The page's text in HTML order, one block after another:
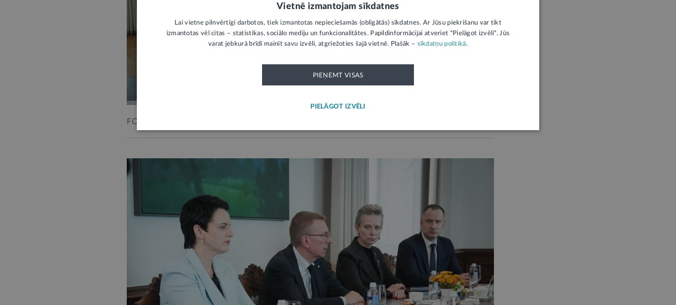
FOTO: Ilmārs Znotiņš, Valsts prezidenta kanceleja.
Vietnē izmantojam sīkdatnes
Lai vietne pilnvērtīgi darbotos, tiek izmantotas nepieciešamās (obligātās) sīkdatnes. Ar Jūsu piekrišanu var tikt
izmantotas vēl citas – statistikas, sociālo mediju un funkcionalitātes. Papildinformācijai atveriet "Pielāgot izvēli". Jūs
varat jebkurā brīdī mainīt savu izvēli, atgriežoties šajā vietnē. Plašāk – sīkdatņu politikā.
PIEŅEMT VISAS
PIELĀGOT IZVĒLI